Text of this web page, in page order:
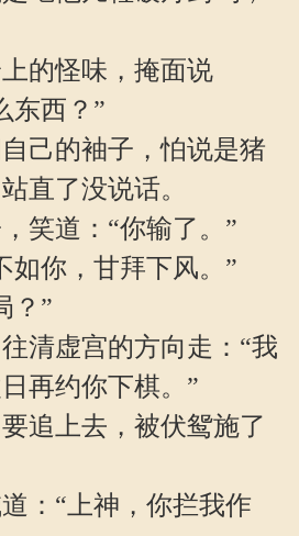
的怪味，掩面说
东西？”
己的袖子，怕说是猪
直了没说话。
笑道：“你输了。”
你，甘拜下风。”
？”
清虚宫的方向走：“我
再约你下棋。”
追上去，被伏鸳施了
：“上神，你拦我作